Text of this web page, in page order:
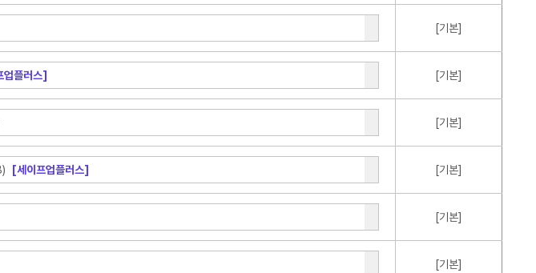
[기본]
업플러스] [기본]
[기본]
[세이프업플러스] [기본]
[기본]
[기본]